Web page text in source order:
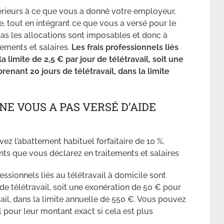
à ce que vous a donné votre employeur,
tout en intégrant ce que vous a versé pour le
les allocations sont imposables et donc à
et salaires. Les frais professionnels liés
limite de 2,5 € par jour de télétravail, soit une
20 jours de télétravail, dans la limite
VOUS A PAS VERSÉ D’AIDE
l’abattement habituel forfaitaire de 10 %,
que vous déclarez en traitements et salaires
liés au télétravail à domicile sont
télétravail, soit une exonération de 50 € pour
dans la limite annuelle de 550 €. Vous pouvez
leur montant exact si cela est plus